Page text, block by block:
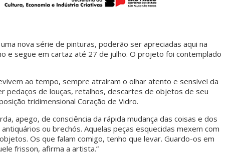
nova série de pinturas, poderão ser apreciadas aqui na
e segue em cartaz até 27 de julho. O projeto foi contemplado
ao tempo, sempre atraíram o olhar atento e sensível da
pedaços de louças, retalhos, descartes de objetos de seu
tridimensional Coração de Vidro.
apego, de consciência da rápida mudança das coisas e dos
ou brechós. Aquelas peças esquecidas mexem com
Os que falam comigo, tenho que levar. Guardo-os em
frisson, afirma a artista.”